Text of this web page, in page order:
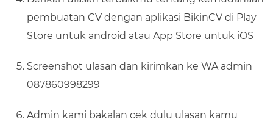
pembuatan CV dengan aplikasi BikinCV di Play
Store untuk android atau App Store untuk iOS
Screenshot ulasan dan kirimkan ke WA admin
087860998299
Admin kami bakalan cek dulu ulasan kamu